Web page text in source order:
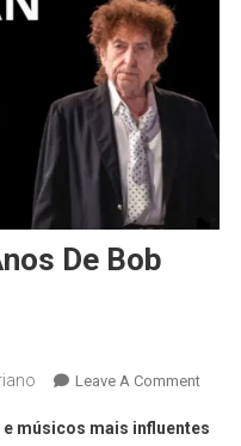
De Bob
Leave A Comment
músicos mais influentes